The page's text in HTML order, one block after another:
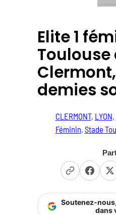
Elite 1
demies
CLERMONT, LYON,
Féminin, Stade
Soutenez-
dans